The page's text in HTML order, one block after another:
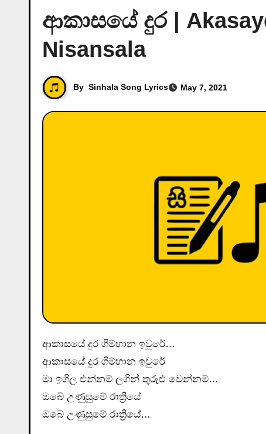
ආකාසයේ දුර |
Nisansala
By Sinhala Song Lyrics May 7, 2021
ආකාසයේ දුර ගිම්හාන ඉවුරේ…
ආකාසයේ දුර ගිම්හාන ඉවුරේ
මා ඉගිල එන්නම් ලගින් තුරුළු වෙන්නම්…
ඔබේ උණුසුමේ රාත්‍රියේ
ඔබේ උණුසුමේ රාත්‍රියේ…